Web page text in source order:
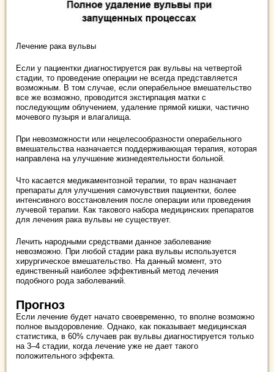
Лечение рака вульвы
Если у пациентки диагностируется рак вульвы на четвертой
стадии, то проведение операции не всегда представляется
возможным. В том случае, если операбельное вмешательство
все же возможно, проводится экстирпация матки с
последующим облучением, удаление прямой кишки, частично
мочевого пузыря и влагалища.
При невозможности или нецелесообразности операбельного
вмешательства назначается поддерживающая терапия, которая
направлена на улучшение жизнедеятельности больной.
Что касается медикаментозной терапии, то врач назначает
препараты для улучшения самочувствия пациентки, более
интенсивного восстановления после операции или проведения
лучевой терапии. Как такового набора медицинских препаратов
для лечения рака вульвы не существует.
Лечить народными средствами данное заболевание
невозможно. При любой стадии рака вульвы используется
хирургическое вмешательство. На данный момент, это
единственный наиболее эффективный метод лечения
подобного рода заболеваний.
Прогноз
Если лечение будет начато своевременно, то вполне возможно
полное выздоровление. Однако, как показывает медицинская
статистика, в 60% случаев рак вульвы диагностируется только
на 3–4 стадии, когда лечение уже не дает такого
положительного эффекта.